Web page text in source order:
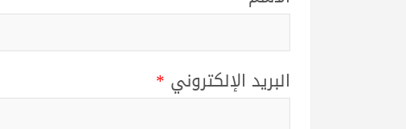
البريد الإلكتروني *